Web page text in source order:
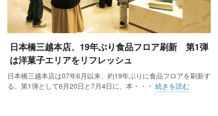
日本橋三越本店、19年ぶり食品フロア刷新 第1弾
は洋菓子エリアをリフレッシュ
日本橋三越本店は07年6月以来、約19年ぶりに食品フロアを刷新す
る。第1弾として6月20日と7月4日に、本・・・ 続きを読む